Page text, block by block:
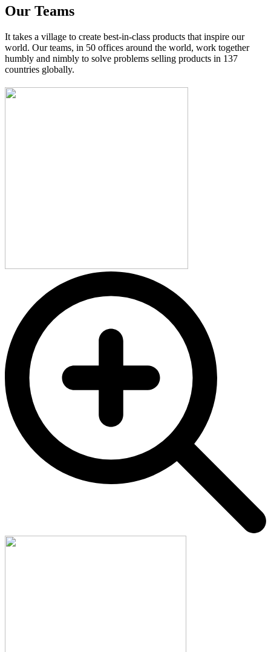
Our Teams
It takes a village to create best-in-class products that inspire our
world. Our teams, in 50 offices around the world, work together
humbly and nimbly to solve problems selling products in 137
countries globally.